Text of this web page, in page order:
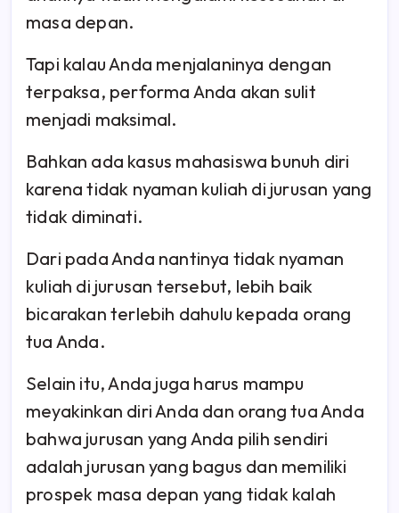
masa depan.
Tapi kalau Anda menjalaninya dengan
terpaksa, performa Anda akan sulit
menjadi maksimal.
Bahkan ada kasus mahasiswa bunuh diri
karena tidak nyaman kuliah di jurusan yang
tidak diminati.
Dari pada Anda nantinya tidak nyaman
kuliah di jurusan tersebut, lebih baik
bicarakan terlebih dahulu kepada orang
tua Anda.
Selain itu, Anda juga harus mampu
meyakinkan diri Anda dan orang tua Anda
bahwa jurusan yang Anda pilih sendiri
adalah jurusan yang bagus dan memiliki
prospek masa depan yang tidak kalah